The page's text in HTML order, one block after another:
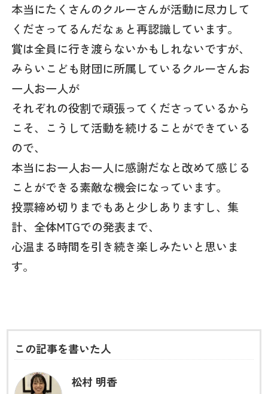
本当にたくさんのクルーさんが活動に尽力して
くださってるんだなぁと再認識しています。
賞は全員に行き渡らないかもしれないですが、
みらいこども財団に所属しているクルーさんお
一人お一人が
それぞれの役割で頑張ってくださっているから
こそ、こうして活動を続けることができている
ので、
本当にお一人お一人に感謝だなと改めて感じる
ことができる素敵な機会になっています。
投票締め切りまでもあと少しありますし、集
計、全体MTGでの発表まで、
心温まる時間を引き続き楽しみたいと思いま
す。
この記事を書いた人
松村 明香